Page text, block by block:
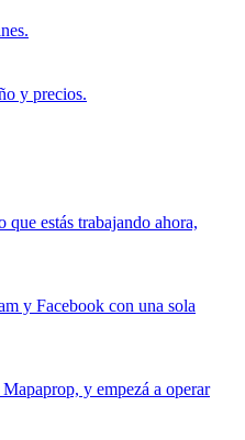
y precios.
que estás trabajando ahora,
y Facebook con una sola
y empezá a operar